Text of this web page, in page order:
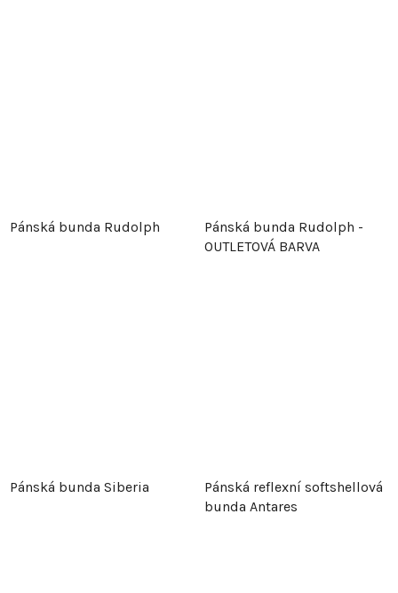
Pánská bunda Rudolph
Pánská bunda Rudolph -
OUTLETOVÁ BARVA
Pánská bunda Siberia
Pánská reflexní softshellová
bunda Antares